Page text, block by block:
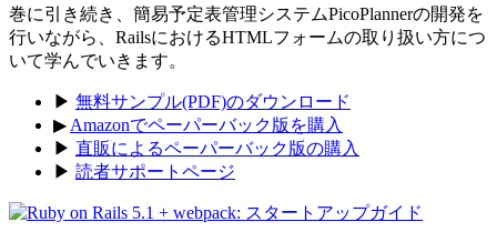
巻に引き続き、簡易予定表管理システムPicoPlannerの開発を
行いながら、RailsにおけるHTMLフォームの取り扱い方につ
いて学んでいきます。
▶ 無料サンプル(PDF)のダウンロード
▶ Amazonでペーパーバック版を購入
▶ 直販によるペーパーバック版の購入
▶ 読者サポートページ